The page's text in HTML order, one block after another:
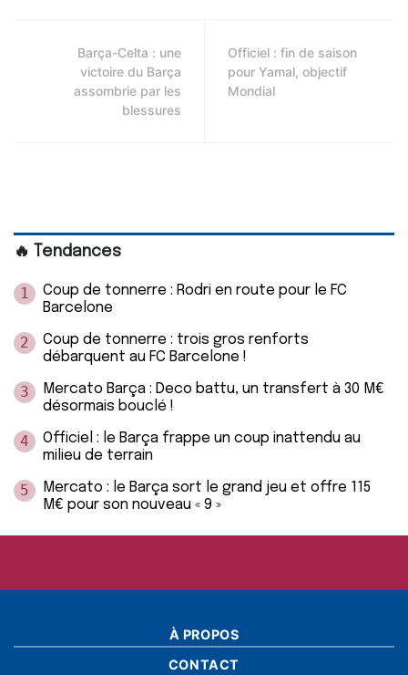
Barça-Celta : une
victoire du Barça
assombrie par les
blessures
Officiel : fin de saison
pour Yamal, objectif
Mondial
🔥 Tendances
1
Coup de tonnerre : Rodri en route pour le FC
Barcelone
2
Coup de tonnerre : trois gros renforts
débarquent au FC Barcelone !
3
Mercato Barça : Deco battu, un transfert à 30 M€
désormais bouclé !
4
Officiel : le Barça frappe un coup inattendu au
milieu de terrain
5
Mercato : le Barça sort le grand jeu et offre 115
M€ pour son nouveau « 9 »
À PROPOS
CONTACT